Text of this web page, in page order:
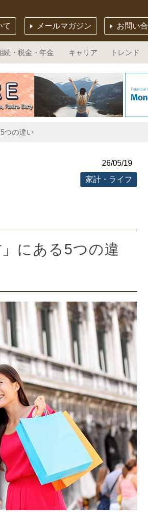
お問い
メールマガジン
て
続・税金・年金 キャリア トレンド
つの違い
26/05/19
家計・ライフ
にある5つの違